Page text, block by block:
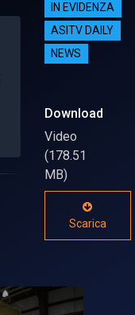
IN EVIDENZA
ASITV DAILY
NEWS
Download
Video
(178.51
MB)
Scarica